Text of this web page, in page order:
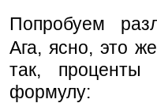
Попробуем
Ага, ясно, это
так,
формулу: